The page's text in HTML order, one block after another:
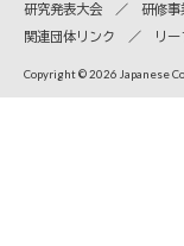
研究発表大会
研修事
関連団体リンク
リ
Copyright © 2026 Japanese